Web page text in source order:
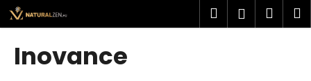
Ugrás
fő
tartalomhoz
Keresés
Inovance
K
o